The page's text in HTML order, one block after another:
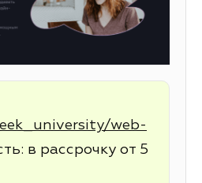
web-
в рассрочку от 5